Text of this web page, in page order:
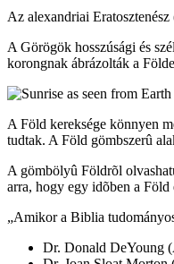
Az alexandriai
A Görögök hosszúsági és
korongnak ábrázolták a
A Föld kereksége könnyen
tudtak. A Föld gömbszerû
A gömbölyû Földrõl
arra, hogy egy idõben a
„Amikor a Biblia
Dr. Donald DeYoung